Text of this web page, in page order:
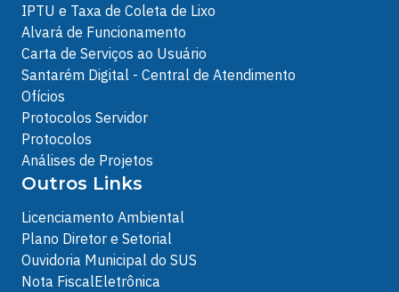
IPTU e Taxa de Coleta de Lixo
Alvará de Funcionamento
Carta de Serviços ao Usuário
Santarém Digital - Central de Atendimento
Ofícios
Protocolos Servidor
Protocolos
Análises de Projetos
Outros Links
Licenciamento Ambiental
Plano Diretor e Setorial
Ouvidoria Municipal do SUS
Nota FiscalEletrônica